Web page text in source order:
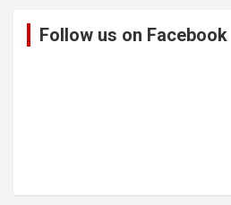
Follow us on Facebook